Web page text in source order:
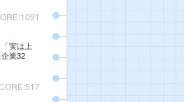
実は上
業32